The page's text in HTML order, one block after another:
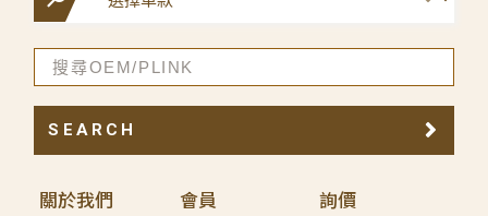
關於我們 會員 詢價
SEARCH